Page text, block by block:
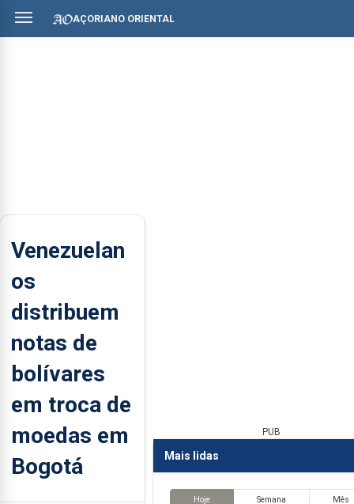
AÇORIANO ORIENTAL
Venezuelan
os
distribuem
notas de
bolívares
em troca de
moedas em
Bogotá
PUB
Mais lidas
Hoje Semana Mês